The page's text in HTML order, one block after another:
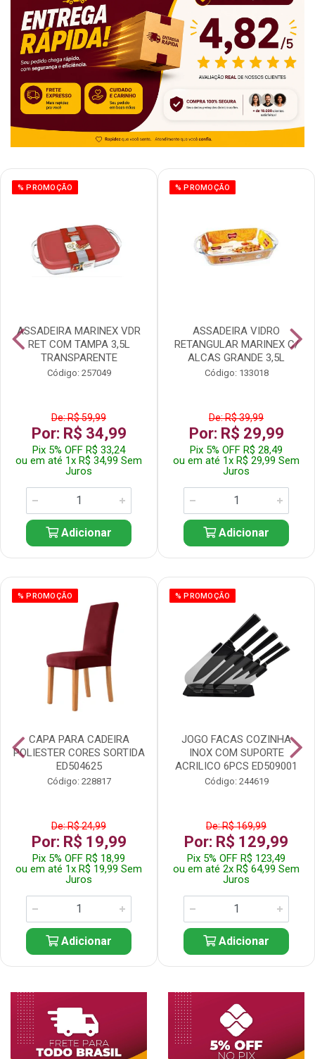
% PROMOÇÃO
ASSADEIRA MARINEX VDR
RET COM TAMPA 3,5L
TRANSPARENTE
Código: 257049
De: R$ 59,99
Por: R$ 34,99
Pix 5% OFF R$ 33,24
ou em até 1x R$ 34,99 Sem
Juros
Adicionar
% PROMOÇÃO
ASSADEIRA VIDRO
RETANGULAR MARINEX C/
ALCAS GRANDE 3,5L
Código: 133018
De: R$ 39,99
Por: R$ 29,99
Pix 5% OFF R$ 28,49
ou em até 1x R$ 29,99 Sem
Juros
Adicionar
% PROMOÇÃO
CAPA PARA CADEIRA
POLIESTER CORES SORTIDA
ED504625
Código: 228817
De: R$ 24,99
Por: R$ 19,99
Pix 5% OFF R$ 18,99
ou em até 1x R$ 19,99 Sem
Juros
Adicionar
% PROMOÇÃO
JOGO FACAS COZINHA
INOX COM SUPORTE
ACRILICO 6PCS ED509001
Código: 244619
De: R$ 169,99
Por: R$ 129,99
Pix 5% OFF R$ 123,49
ou em até 2x R$ 64,99 Sem
Juros
Adicionar